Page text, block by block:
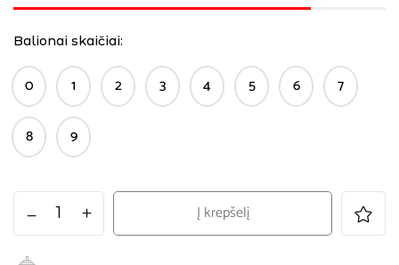
Balionai skaičiai
0 1 2 3 4 5 6 7
8 9
Į krepšelį